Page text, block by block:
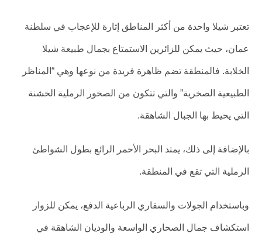
تعتبر شيلا واحدة من أكثر المناطق إثارة للإعجاب في سلطنة
عمان، حيث يمكن للزائرين الاستمتاع بجمال طبيعة شيلا
الخلابة. فالمنطقة تضم ظاهرة فريدة من نوعها وهي “المناظر
الطبيعية الصخرية” والتي تتكون من الصخور الرملية الخشنة
التي يحيط بها الجبال الشاهقة.
بالإضافة إلى ذلك، يمتد البحر الأحمر الرائع بطول الشواطئ
الرملية التي تقع في المنطقة.
وباستخدام الجولات والسفاري الرباعية الدفع، يمكن للزوار
استكشاف جمال الصحاري الواسعة والوديان الشاهقة في